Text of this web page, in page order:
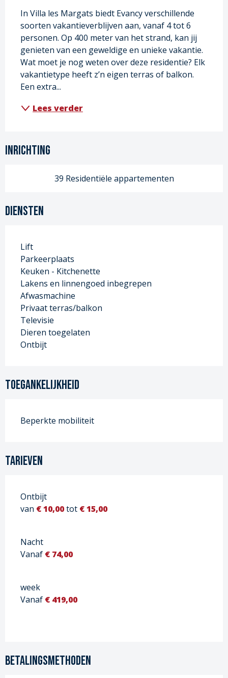
In Villa les Margats biedt Evancy verschillende
soorten vakantieverblijven aan, vanaf 4 tot 6
personen. Op 400 meter van het strand, kan jij
genieten van een geweldige en unieke vakantie.
Wat moet je nog weten over deze residentie? Elk
vakantietype heeft z’n eigen terras of balkon.
Een extra...
Lees verder
Inrichting
39 Residentiële appartementen
Diensten
Lift
Parkeerplaats
Keuken - Kitchenette
Lakens en linnengoed inbegrepen
Afwasmachine
Privaat terras/balkon
Televisie
Dieren toegelaten
Ontbijt
Toegankelijkheid
Beperkte mobiliteit
Tarieven
Ontbijt
van € 10,00tot € 15,00
Nacht
Vanaf € 74,00
week
Vanaf € 419,00
Betalingsmethoden